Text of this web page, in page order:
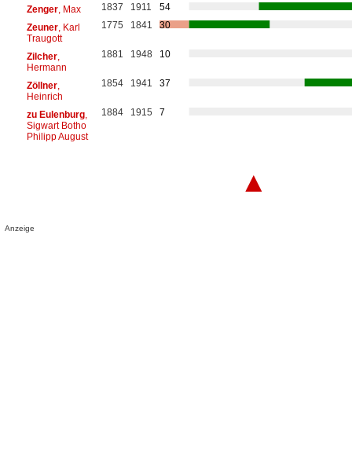
Zenger, Max 1837 1911
54
Zeuner, Karl
Traugott
1775 1841 30
Zilcher,
Hermann
1881 1948 10
Zöllner,
Heinrich
1854 1941 37
zu Eulenburg,
Sigwart Botho
Philipp August
1884 1915 7
▲
Anzeige